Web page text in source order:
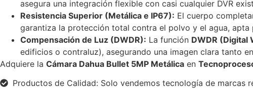
asegura una integración flexible con casi cualquier DVR
Resistencia Superior (Metálica e IP67): El cuerpo
garantiza la protección total contra el polvo y el agua, apta
Compensación de Luz (DWDR): La función DWDR (Digital
edificios o contraluz), asegurando una imagen clara tanto
Adquiere la Cámara Dahua Bullet 5MP Metálica en
Productos de Calidad: Solo vendemos tecnología de marcas